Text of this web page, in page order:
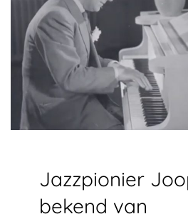
Jazzpionier
bekend van